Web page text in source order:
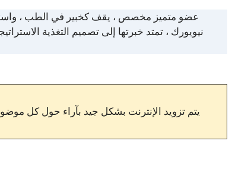
نيويورك ، تمتد خبرتها إلى تصميم التغذية
يتم تزويد الإنترنت بشكل جيد بآراء حول كل